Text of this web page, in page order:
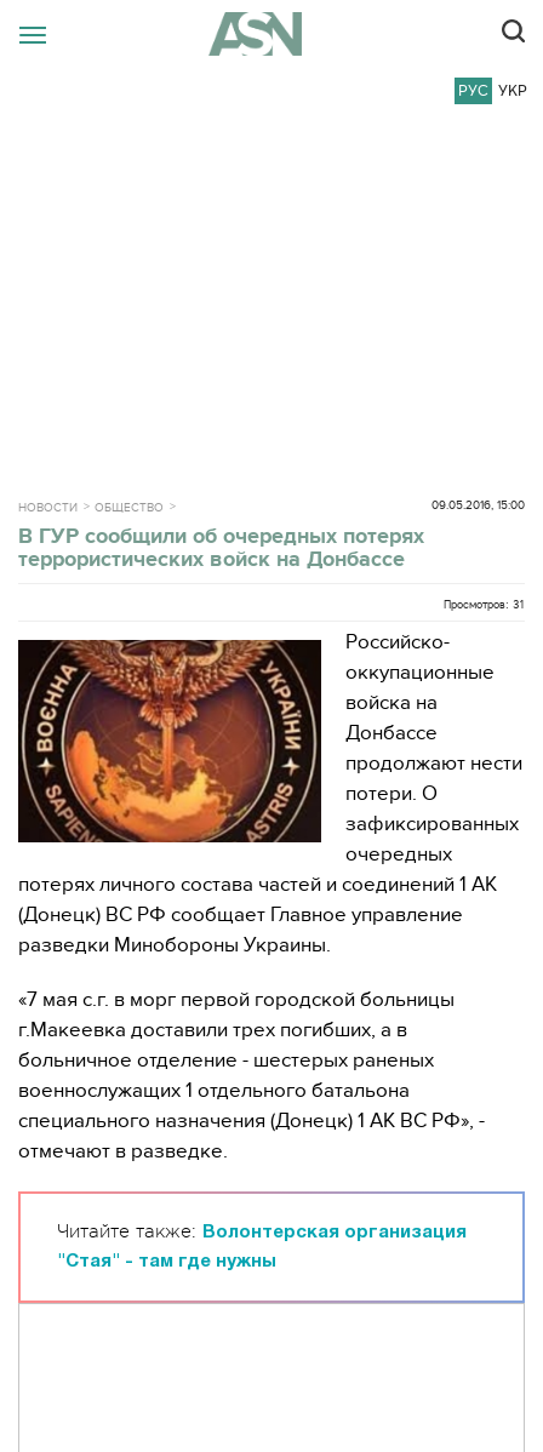
РУС УКР
НОВОСТИ ОБЩЕСТВО 09.05.2016, 15:00
В ГУР сообщили об очередных потерях
террористических войск на Донбассе
Просмотров: 31
Российско-
оккупационные
войска на
Донбассе
продолжают нести
потери. О
зафиксированных
очередных
потерях личного состава частей и соединений 1 АК
(Донецк) ВС РФ сообщает Главное управление
разведки Минобороны Украины.
«7 мая с.г. в морг первой городской больницы
г.Макеевка доставили трех погибших, а в
больничное отделение - шестерых раненых
военнослужащих 1 отдельного батальона
специального назначения (Донецк) 1 АК ВС РФ», -
отмечают в разведке.
Читайте также:
Волонтерская организация
"Стая" - там где нужны